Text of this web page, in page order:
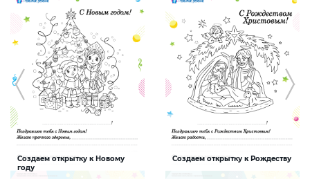
Создаем открытку к Новому
году
Создаем открытку к Рождеству